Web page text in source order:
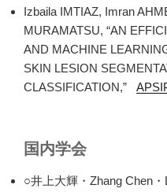
Izbaila IMTIAZ, Imran
MURAMATSU, “AN
AND MACHINE
SKIN LESION
CLASSIFICATION,”
国内学会
○井上大輝・Zhang Chen